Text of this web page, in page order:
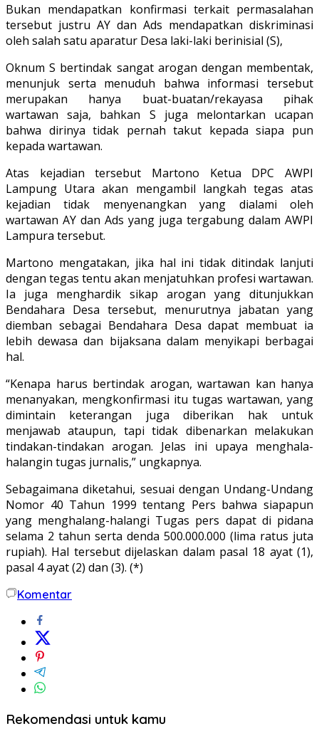
Bukan mendapatkan konfirmasi terkait permasalahan
tersebut justru AY dan Ads mendapatkan diskriminasi
oleh salah satu aparatur Desa laki-laki berinisial (S),
Oknum S bertindak sangat arogan dengan membentak,
menunjuk serta menuduh bahwa informasi tersebut
merupakan hanya buat-buatan/rekayasa pihak
wartawan saja, bahkan S juga melontarkan ucapan
bahwa dirinya tidak pernah takut kepada siapa pun
kepada wartawan.
Atas kejadian tersebut Martono Ketua DPC AWPI
Lampung Utara akan mengambil langkah tegas atas
kejadian tidak menyenangkan yang dialami oleh
wartawan AY dan Ads yang juga tergabung dalam AWPI
Lampura tersebut.
Martono mengatakan, jika hal ini tidak ditindak lanjuti
dengan tegas tentu akan menjatuhkan profesi wartawan.
Ia juga menghardik sikap arogan yang ditunjukkan
Bendahara Desa tersebut, menurutnya jabatan yang
diemban sebagai Bendahara Desa dapat membuat ia
lebih dewasa dan bijaksana dalam menyikapi berbagai
hal.
“Kenapa harus bertindak arogan, wartawan kan hanya
menanyakan, mengkonfirmasi itu tugas wartawan, yang
dimintain keterangan juga diberikan hak untuk
menjawab ataupun, tapi tidak dibenarkan melakukan
tindakan-tindakan arogan. Jelas ini upaya menghala-
halangin tugas jurnalis,” ungkapnya.
Sebagaimana diketahui, sesuai dengan Undang-Undang
Nomor 40 Tahun 1999 tentang Pers bahwa siapapun
yang menghalang-halangi Tugas pers dapat di pidana
selama 2 tahun serta denda 500.000.000 (lima ratus juta
rupiah). Hal tersebut dijelaskan dalam pasal 18 ayat (1),
pasal 4 ayat (2) dan (3). (*)
Komentar
Rekomendasi untuk kamu